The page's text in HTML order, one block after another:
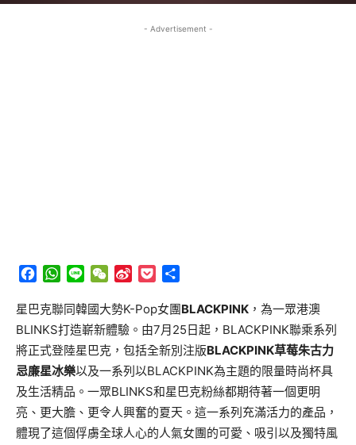
- Advertisement -
Facebook
WhatsApp
Line WeChat
Sina
Pocket
星巴克聯同韓國大勢K-Pop女團BLACKPINK ，為一眾港澳
BLINKS打造嶄新體驗。由7月25日起，BLACKPINK聯乘系列
將正式登陸星巴克，包括全新別注版BLACKPINK草莓朱古力
忌廉星冰樂以及一系列以BLACKPINK為主題的限量時尚杯具
及生活精品。一眾BLINKS和星巴克粉絲都期待著一個更明
亮、更大膽、更令人興奮的夏天。這一系列充滿活力的產品，
體現了這個俘虜全球人心的人氣女團的可愛、吸引以及獨特風